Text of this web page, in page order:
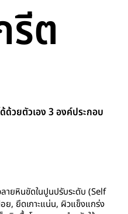
รีต
ด้วยตัวเอง 3 องค์ประกอบ
ยหินขัดในปูนปรับระดับ (Self
, ยึดเกาะแน่น, ผิวแข็งแกร่ง